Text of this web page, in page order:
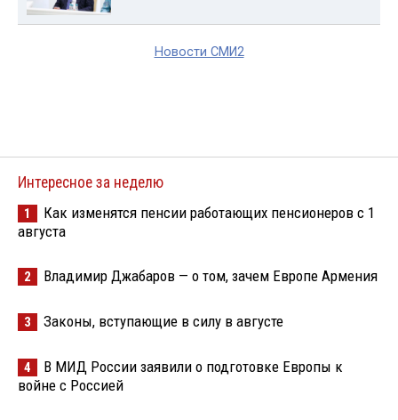
Новости СМИ2
Интересное за неделю
1
Как изменятся пенсии работающих пенсионеров с 1
августа
2 Владимир Джабаров — о том, зачем Европе Армения
3 Законы, вступающие в силу в августе
4
В МИД России заявили о подготовке Европы к
войне с Россией